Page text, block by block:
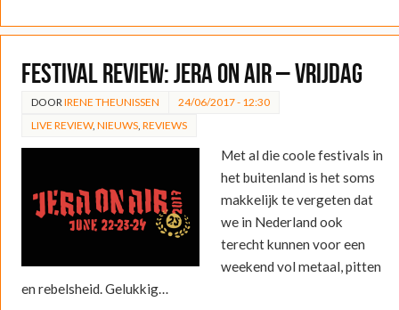
FESTIVAL REVIEW: Jera On Air – Vrijdag
DOOR IRENE THEUNISSEN
24/06/2017 - 12:30
LIVE REVIEW, NIEUWS, REVIEWS
Met al die coole festivals in
het buitenland is het soms
makkelijk te vergeten dat
we in Nederland ook
terecht kunnen voor een
weekend vol metaal, pitten
en rebelsheid. Gelukkig…